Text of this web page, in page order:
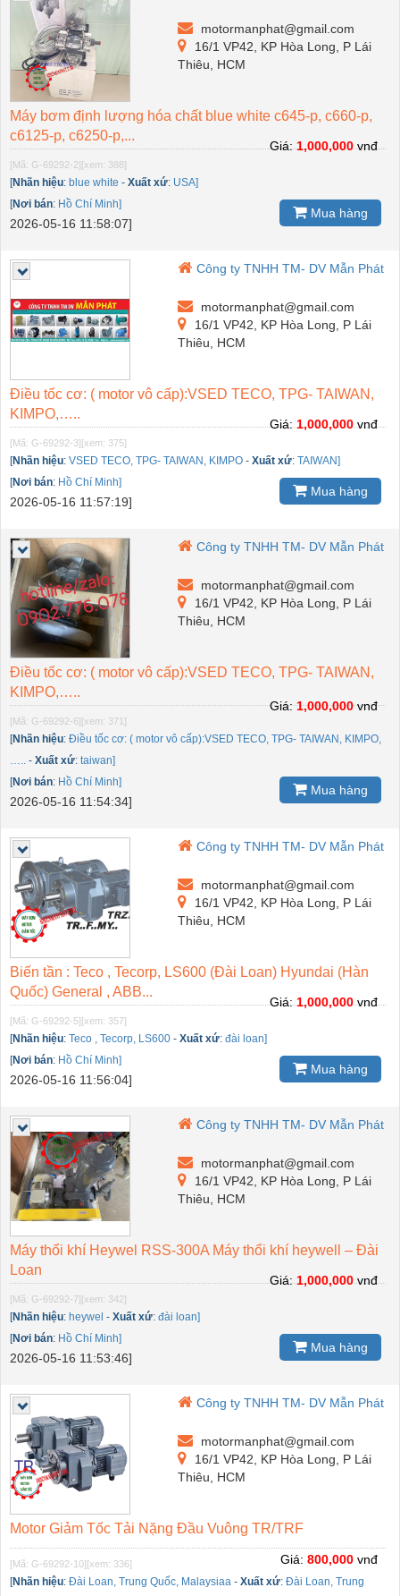
motormanphat@gmail.com
16/1 VP42, KP Hòa Long, P Lái
Thiêu, HCM
Máy bơm định lượng hóa chất blue white c645-p, c660-p,
c6125-p, c6250-p,...
[Mã: G-69292-2] [xem: 388]
[Nhãn hiệu: blue white - Xuất xứ: USA]
[Nơi bán: Hồ Chí Minh]
2026-05-16 11:58:07]
Giá:1,000,000vnđ
Mua hàng
Công ty TNHH TM- DV Mẫn Phát
motormanphat@gmail.com
16/1 VP42, KP Hòa Long, P Lái
Thiêu, HCM
Điều tốc cơ: ( motor vô cấp):VSED TECO, TPG- TAIWAN,
KIMPO,…..
[Mã: G-69292-3] [xem: 375]
[Nhãn hiệu: VSED TECO, TPG- TAIWAN, KIMPO - Xuất xứ: TAIWAN]
[Nơi bán: Hồ Chí Minh]
2026-05-16 11:57:19]
Giá:1,000,000vnđ
Mua hàng
Công ty TNHH TM- DV Mẫn Phát
motormanphat@gmail.com
16/1 VP42, KP Hòa Long, P Lái
Thiêu, HCM
Điều tốc cơ: ( motor vô cấp):VSED TECO, TPG- TAIWAN,
KIMPO,…..
[Mã: G-69292-6] [xem: 371]
[Nhãn hiệu: Điều tốc cơ: ( motor vô cấp):VSED TECO, TPG- TAIWAN, KIMPO,
….. - Xuất xứ: taiwan]
[Nơi bán: Hồ Chí Minh]
2026-05-16 11:54:34]
Giá:1,000,000vnđ
Mua hàng
Công ty TNHH TM- DV Mẫn Phát
motormanphat@gmail.com
16/1 VP42, KP Hòa Long, P Lái
Thiêu, HCM
Biến tần : Teco , Tecorp, LS600 (Đài Loan) Hyundai (Hàn
Quốc) General , ABB...
[Mã: G-69292-5] [xem: 357]
[Nhãn hiệu: Teco , Tecorp, LS600 - Xuất xứ: đài loan]
[Nơi bán: Hồ Chí Minh]
2026-05-16 11:56:04]
Giá:1,000,000vnđ
Mua hàng
Công ty TNHH TM- DV Mẫn Phát
motormanphat@gmail.com
16/1 VP42, KP Hòa Long, P Lái
Thiêu, HCM
Máy thổi khí Heywel RSS-300A Máy thổi khí heywell – Đài
Loan
[Mã: G-69292-7] [xem: 342]
[Nhãn hiệu: heywel - Xuất xứ: đài loan]
[Nơi bán: Hồ Chí Minh]
2026-05-16 11:53:46]
Giá:1,000,000vnđ
Mua hàng
Công ty TNHH TM- DV Mẫn Phát
motormanphat@gmail.com
16/1 VP42, KP Hòa Long, P Lái
Thiêu, HCM
Motor Giảm Tốc Tải Nặng Đầu Vuông TR/TRF
[Mã: G-69292-10] [xem: 336]
[Nhãn hiệu: Đài Loan, Trung Quốc, Malaysiaa - Xuất xứ: Đài Loan, Trung
Giá: 800,000 vnđ